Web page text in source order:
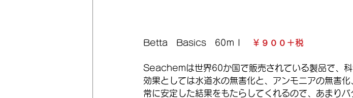
Betta　Basics　60ｍｌ ￥９００＋税
Seachemは世界60か国で販売されている製品で、科
効果としては水道水の無害化と、アンモニアの無害化
常に安定した結果をもたらしてくれるので、あまり